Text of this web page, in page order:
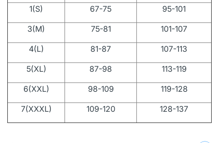
1(S) 67-75 95-101
3(M) 75-81 101-107
4(L) 81-87 107-113
5(XL) 87-98 113-119
6(XXL) 98-109 119-128
7(XXXL) 109-120 128-137